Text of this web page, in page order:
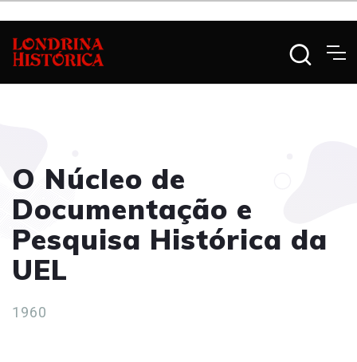
O Núcleo de
Documentação e
Pesquisa Histórica da
UEL
1960